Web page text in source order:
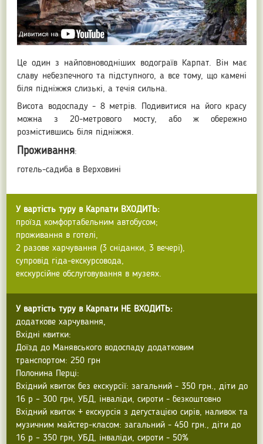
Це один з найповноводніших водограїв Карпат. Він має
славу небезпечного та підступного, а все тому, що камені
біля підніжжя слизькі, а течія сильна.
Висота водоспаду - 8 метрів. Подивитися на його красу
можна з 20-метрового мосту, або ж обережно
розмістившись біля підніжжя.
Проживання:
готель-садиба в Верховині
У вартість туру в Карпати ВХОДИТЬ:
проїзд комфортабельним автобусом;
проживання в готелі,
2 разове харчування (3 сніданки, 3 вечері),
супровід гіда-екскурсовода,
екскурсійне обслуговування в музеях.
У вартість туру в Карпати НЕ ВХОДИТЬ:
додаткове харчування,
Вхідні квитки:
Доїзд до Манявського водоспаду додатковим
транспортом: 250 грн
Полонина Перці:
Вхідний квиток без екскурсії: загальний - 350 грн., діти до
16 р – 300 грн, УБД, інваліди, сироти - безкоштовно
Вхідний квиток + екскурсія з дегустацією сирів, наливок та
музичним майстер-класом: загальний - 450 грн., діти до
16 р – 350 грн, УБД, інваліди, сироти - 50%